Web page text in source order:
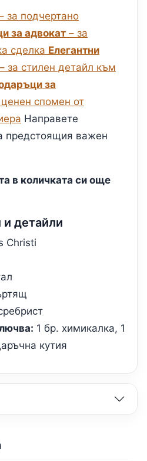
за подчертано
за адвокат – за
сделка Елегантни
– за стилен детайл към
за
ценен спомен от
Направете
предстоящия важен
в количката си още
и детайли
Christi
1 бр. химикалка, 1
кутия